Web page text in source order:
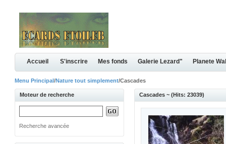
Accueil S'inscrire Mes fonds Galerie Lezard" Planete
Menu Principal/Nature tout simplement/Cascades
Moteur de recherche
Recherche avancée
Cascades ~ (Hits: 23039)